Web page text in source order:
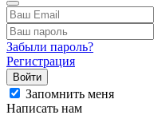
Забыли пароль?
Регистрация
Войти
Запомнить меня
Написать нам